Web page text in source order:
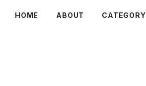
HOME ABOUT CATEGORY